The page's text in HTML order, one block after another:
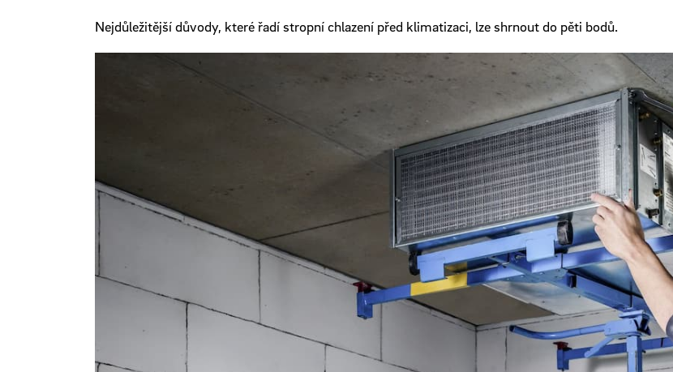
Nejdůležitější důvody, které řadí stropní chlazení před klimatizaci, lze shrnout do pěti bodů.